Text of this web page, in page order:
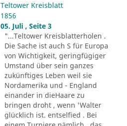
Teltower Kreisblatt
1856
05. Juli , Seite 3
"...Teltower Kreisblatterholen .
Die Sache ist auch S für Europa
von Wichtigkeit, geringfügiger
Umstand über sein ganzes
zukünftiges Leben weil sie
Nordamerika und - England
einander in dieHaare zu
bringen droht , wenn 'Walter
glücklich ist. entselfied . Bei